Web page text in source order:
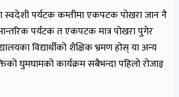
पर्यटक कम्तीमा एकपटक पोखरा जान नै
पर्यटक त एकपटक मात्र पोखरा पुगेर
विद्यार्थीको शैक्षिक भ्रमण होस् या अन्य
घुमघामको कार्यक्रम सबैभन्दा पहिलो रोजाइ